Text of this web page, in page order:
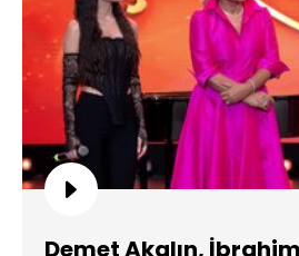
Demet Akalın,